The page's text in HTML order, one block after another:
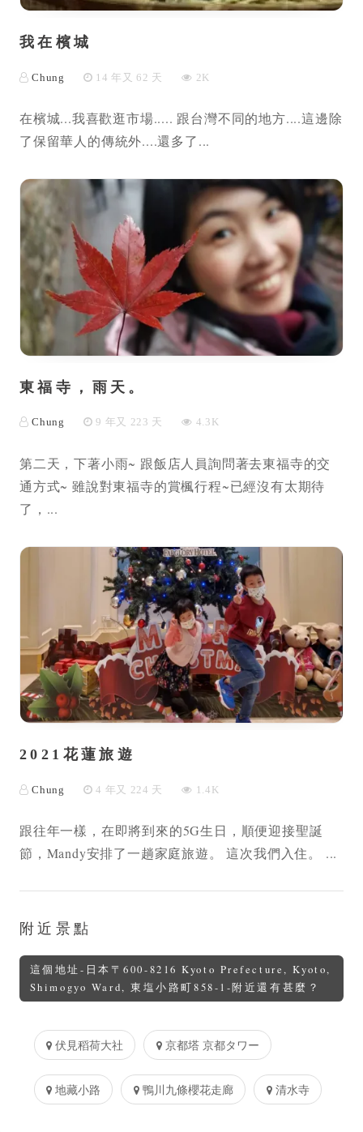
我在檳城
Chung 14 年又 62 天 2K
在檳城...我喜歡逛市場..... 跟台灣不同的地方....這邊除
了保留華人的傳統外....還多了...
東福寺，雨天。
Chung 9 年又 223 天 4.3K
第二天，下著小雨~ 跟飯店人員詢問著去東福寺的交
通方式~ 雖說對東福寺的賞楓行程~已經沒有太期待
了，...
2021花蓮旅遊
Chung 4 年又 224 天 1.4K
跟往年一樣，在即將到來的5G生日，順便迎接聖誕
節，Mandy安排了一趟家庭旅遊。 這次我們入住。 ...
附近景點
這個地址-日本〒600-8216 Kyoto Prefecture, Kyoto,
Shimogyo Ward, 東塩小路町858-1-附近還有甚麼？
伏見稻荷大社 京都塔 京都タワー
地藏小路 鴨川九條櫻花走廊 清水寺